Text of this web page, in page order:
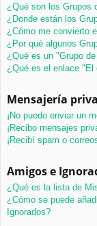
¿Qué son los Grupos
¿Donde están los
¿Cómo me convierto
¿Por qué algunos
¿Qué es un "Grupo
¿Qué es el enlace "El
Mensajería
¡No puedo enviar un
¡Recibo mensajes
¡Recibí spam o
Amigos e
¿Qué es la lista de
¿Cómo se puede
Ignorados?